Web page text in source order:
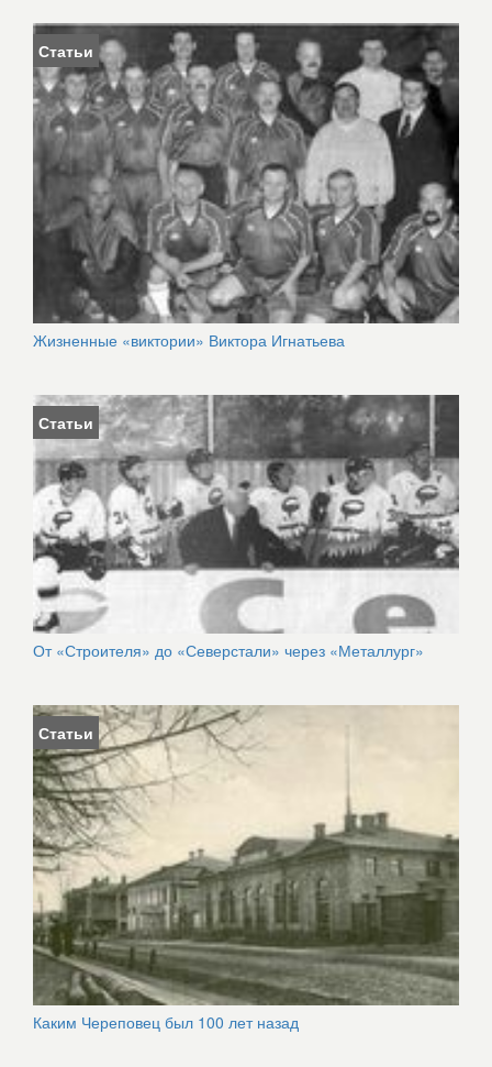
Статьи
Жизненные «виктории» Виктора Игнатьева
Статьи
От «Строителя» до «Северстали» через «Металлург»
Статьи
Каким Череповец был 100 лет назад